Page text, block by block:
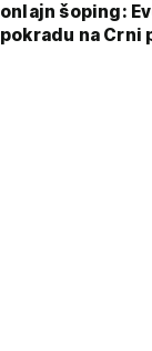
onlajn šoping:
pokradu na Crni